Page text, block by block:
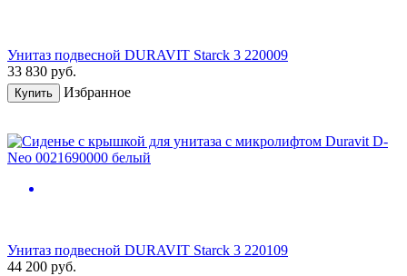
Унитаз подвесной DURAVIT Starck 3 220009
33 830 руб.
Купить Избранное
Унитаз подвесной DURAVIT Starck 3 220109
44 200 руб.